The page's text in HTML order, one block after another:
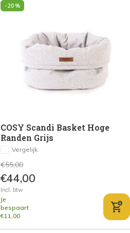
-20%
COSY Scandi Basket Hoge
Randen Grijs
Vergelijk
€55,00
€44,00
Incl. btw
Je
bespaart
€11,00